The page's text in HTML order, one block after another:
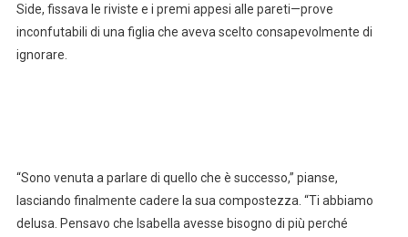
Side, fissava le riviste e i premi appesi alle pareti—prove
inconfutabili di una figlia che aveva scelto consapevolmente di
ignorare.
“Sono venuta a parlare di quello che è successo,” pianse,
lasciando finalmente cadere la sua compostezza. “Ti abbiamo
delusa. Pensavo che Isabella avesse bisogno di più perché